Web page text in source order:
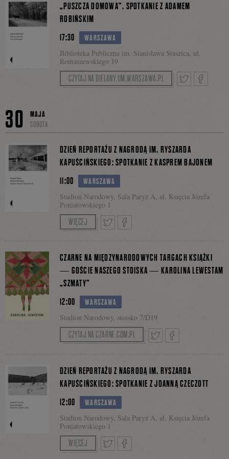
17:30 WARSZAWA
Biblioteka Publiczna im. Stanisława Staszica, ul.
Romaszewskiego 19
„PUSZCZA DOMOWA”. SPOTKANIE Z ADAMEM
ROBIŃSKIM
CZYTAJ NA BIELANY.UM.WARSZAWA.PL
30
MAJA
SOBOTA
11:00 WARSZAWA
Stadion Narodowy, Sala Paryż A, al. Księcia Józefa
Poniatowskiego 1
DZIEŃ REPORTAŻU Z NAGRODĄ IM. RYSZARDA
KAPUŚCIŃSKIEGO: SPOTKANIE Z KASPREM BAJONEM
Prowadzi: Aleksandra Zbroja
autorom i autorkom.
WIĘCEJ
na
Facebooku
12:00 WARSZAWA
Stadion Narodowy, stoisko 7/D19
CZARNE NA MIĘDZYNARODOWYCH TARGACH KSIĄŻKI
— GOŚCIE NASZEGO STOISKA — KAROLINA LEWESTAM
„SZMATY”
CZYTAJ NA CZARNE.COM.PL
12:00 WARSZAWA
Stadion Narodowy, Sala Paryż A, al. Księcia Józefa
Poniatowskiego 1
DZIEŃ REPORTAŻU Z NAGRODĄ IM. RYSZARDA
KAPUŚCIŃSKIEGO: SPOTKANIE Z JOANNĄ CZECZOTT
Prowadzenie Wiktoria Bieliaszyn
WIĘCEJ